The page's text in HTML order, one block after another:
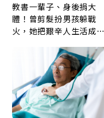
教書一輩子、身後捐大
體！曾剪髮扮男孩躲戰
火，她把艱辛人生活成風